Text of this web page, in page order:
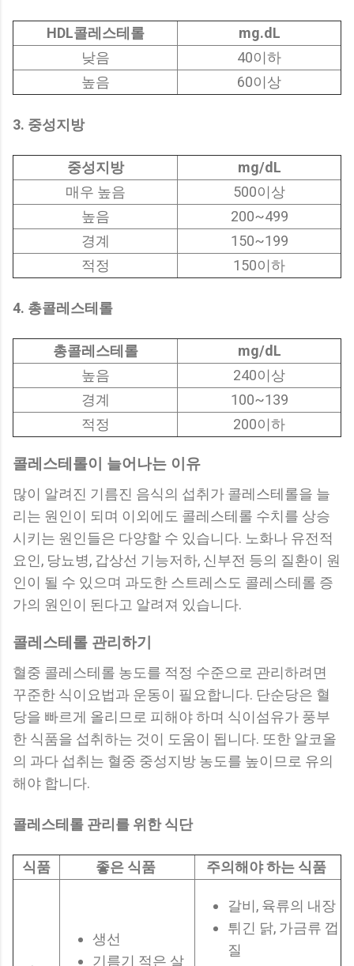
HDL콜레스테롤
mg.dL
낮음
40이하
높음
60이상
3. 중성지방
중성지방
mg/dL
매우 높음
500이상
높음
200~499
경계
150~199
적정
150이하
4. 총콜레스테롤
총콜레스테롤
mg/dL
높음
240이상
경계
100~139
적정
200이하
콜레스테롤이 늘어나는 이유
많이 알려진 기름진 음식의 섭취가 콜레스테롤을 늘
리는 원인이 되며 이외에도 콜레스테롤 수치를 상승
시키는 원인들은 다양할 수 있습니다. 노화나 유전적
요인, 당뇨병, 갑상선 기능저하, 신부전 등의 질환이 원
인이 될 수 있으며 과도한 스트레스도 콜레스테롤 증
가의 원인이 된다고 알려져 있습니다.
콜레스테롤 관리하기
혈중 콜레스테롤 농도를 적정 수준으로 관리하려면
꾸준한 식이요법과 운동이 필요합니다. 단순당은 혈
당을 빠르게 올리므로 피해야 하며 식이섬유가 풍부
한 식품을 섭취하는 것이 도움이 됩니다. 또한 알코올
의 과다 섭취는 혈중 중성지방 농도를 높이므로 유의
해야 합니다.
콜레스테롤 관리를 위한 식단
식품 좋은 식품 주의해야 하는 식품
생선
기름기 적은 살
갈비, 육류의 내장
튀긴 닭, 가금류 껍
질